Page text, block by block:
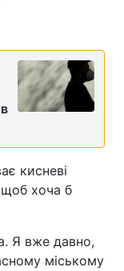
кисневі
хоча б
Я вже давно,
міському